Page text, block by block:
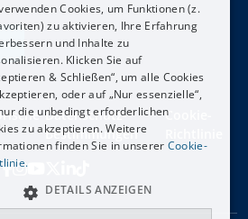
Datenschutz-
Bestimmungen
Cookie-
DEUTSCH
NEDERLANDS
Cookies, um Funktionen (z.
zu aktivieren, Ihre Erfahrung
und Inhalte zu
Klicken Sie auf
& Schließen“, um alle Cookies
oder auf „Nur essenzielle“,
die unbedingt erforderlichen
zu akzeptieren. Weitere
finden Sie in unserer Cookie-
DETAILS ANZEIGEN